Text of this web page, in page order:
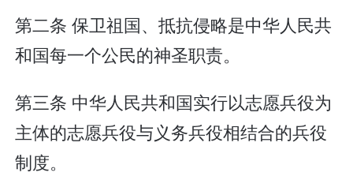
第二条 保卫祖国、抵抗侵略是中华人民共
和国每一个公民的神圣职责。
第三条 中华人民共和国实行以志愿兵役为
主体的志愿兵役与义务兵役相结合的兵役
制度。